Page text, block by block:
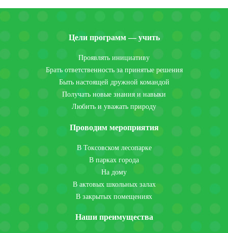
Цели программ — учить
Проявлять инициативу
Брать ответственность за принятые решения
Быть настоящей дружной командой
Получать новые знания и навыки
Любить и уважать природу
Проводим мероприятия
В Токсовском лесопарке
В парках города
На дому
В актовых школьных залах
В закрытых помещениях
Наши преимущества